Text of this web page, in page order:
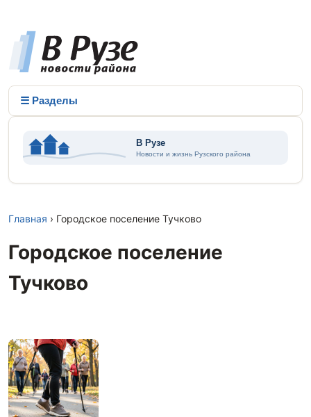
☰ Разделы
Главная › Городское поселение Тучково
Городское поселение
Тучково